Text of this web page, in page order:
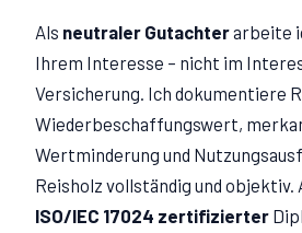
Als neutraler Gutachterarbeite
Ihrem Interesse – nicht im
Versicherung. Ich dokumentiere
Wiederbeschaffungswert,
Wertminderung und
Reisholz vollständig und objektiv.
ISO/IEC 17024 zertifizierter